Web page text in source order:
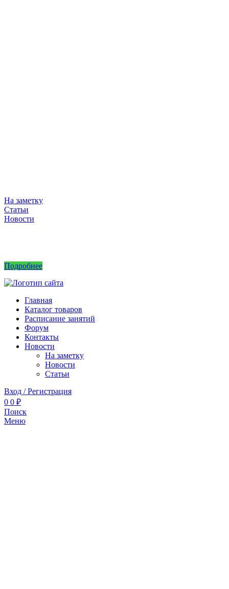
На заметку
Статьи
Новости
Подробнее
Главная
Каталог товаров
Расписание занятий
Форум
Контакты
Новости
На заметку
Новости
Статьи
Вход / Регистрация
0 0 ₽
Поиск
Меню